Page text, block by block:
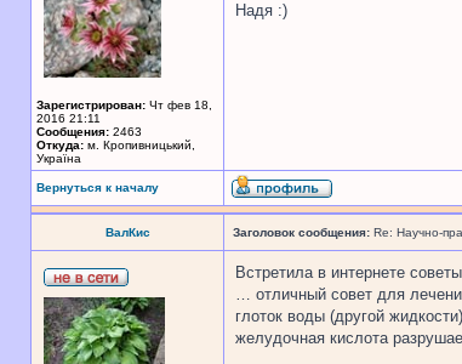
Зарегистрирован: Чт фев 18,
2016 21:11
Сообщения: 2463
Откуда: м. Кропивницький,
Україна
Надя :)
Вернуться к началу
ВалКис Заголовок сообщения: Re: Научно-
Встретила в интернете советы
… отличный совет для
глоток воды (другой
желудочная кислота